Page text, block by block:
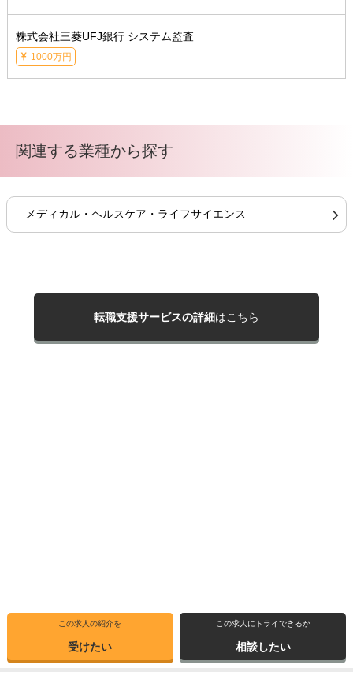
この求人の紹介を
受けたい
この求人にトライできるか
相談したい
株式会社三菱UFJ銀行 システム監査
1000万円
関連する業種から探す
メディカル・ヘルスケア・ライフサイエンス
転職支援サービスの詳細はこちら